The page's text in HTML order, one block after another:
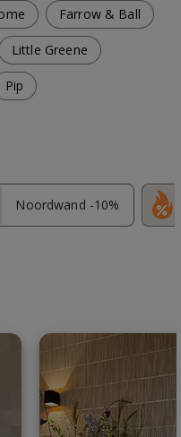
Farrow & Ball
Little Greene
Pip
Noordwand -10%